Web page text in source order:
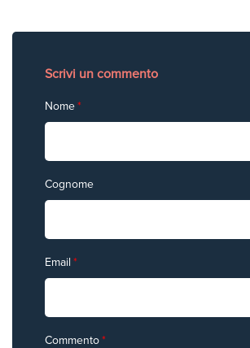
Scrivi un commento
Nome*
Cognome
Email *
Commento*